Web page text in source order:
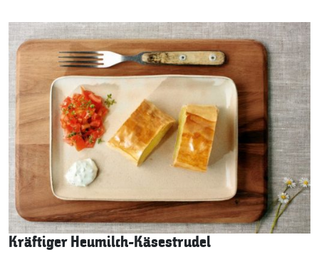
Kräftiger Heumilch-Käsestrudel